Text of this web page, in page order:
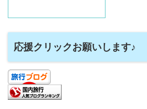
応援クリックお願いします♪